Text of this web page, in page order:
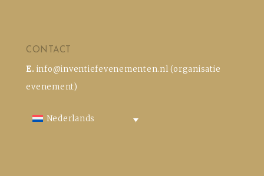
CONTACT
E. info@inventiefevenementen.nl (organisatie
evenement)
Nederlands